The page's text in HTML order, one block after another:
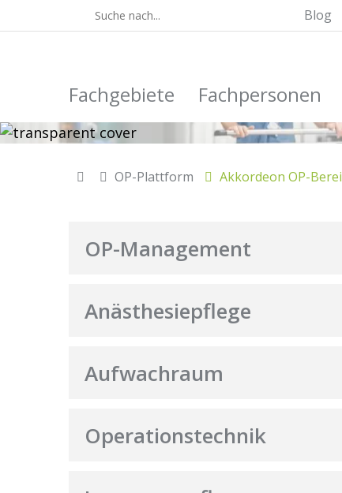
Blog
Fachgebiete Fachpersonen
OP-Plattform Akkordeon OP-
OP-Management
Anästhesiepflege
Aufwachraum
Operationstechnik